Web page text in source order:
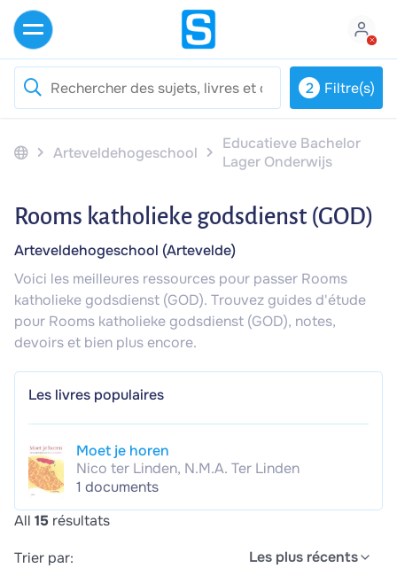
Arteveldehogeschool
Educatieve Bachelor
Lager Onderwijs
2 Filtre(s)
Rooms katholieke godsdienst (GOD)
Arteveldehogeschool (Artevelde)
Voici les meilleures ressources pour passer Rooms
katholieke godsdienst (GOD). Trouvez guides d'étude
pour Rooms katholieke godsdienst (GOD), notes,
devoirs et bien plus encore.
Les livres populaires
Moet je horen
Nico ter Linden, N.M.A. Ter Linden
1 documents
All 15 résultats
Trier par:
Les plus récents